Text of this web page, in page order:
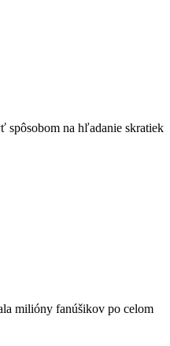
spôsobom na hľadanie skratiek
milióny fanúšikov po celom